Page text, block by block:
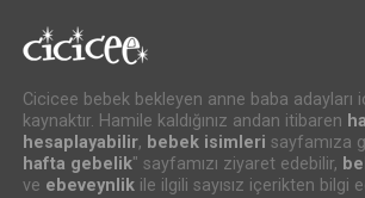
Cicicee bebek bekleyen anne baba adayları
kaynaktır. Hamile kaldığınız andan itibaren
hesaplayabilir, bebek isimleri sayfamıza
hafta gebelik" sayfamızı ziyaret edebilir,
ve ebeveynlikile ilgili sayısız içerikten bilgi